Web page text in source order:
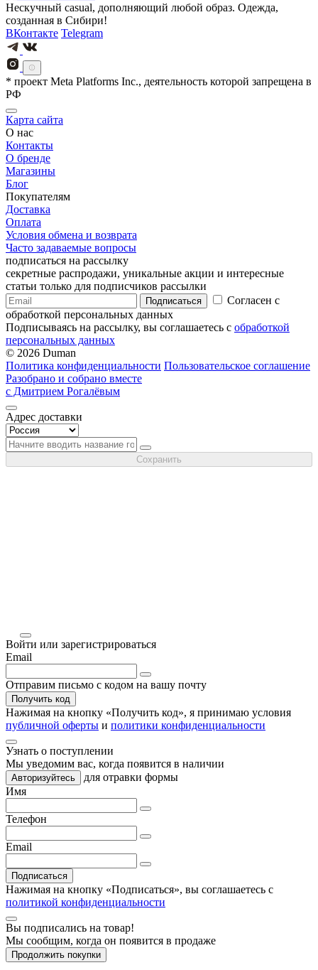
Нескучный casual, дополняющий любой образ. Одежда,
созданная в Сибири!
ВКонтакте Telegram
* проект Meta Platforms Inc., деятельность которой запрещена в
РФ
Карта сайта
О нас
Контакты
О бренде
Магазины
Блог
Покупателям
Доставка
Оплата
Условия обмена и возврата
Часто задаваемые вопросы
подписаться на рассылку
секретные распродажи, уникальные акции и интересные
статьи только для подписчиков рассылки
Подписаться
Согласен с
обработкой персональных данных
Подписываясь на рассылку, вы соглашаетесь с обработкой
персональных данных
© 2026 Duman
Политика конфиденциальности Пользовательское соглашение
Разобрано и собрано вместе
с Дмитрием Рогалёвым
Адрес доставки
Сохранить
Войти или зарегистрироваться
Email
Отправим письмо с кодом на вашу почту
Получить код
Нажимая на кнопку «Получить код», я принимаю условия
публичной оферты и политики конфиденциальности
Узнать о поступлении
Мы уведомим вас, когда появится в наличии
Авторизуйтесь
для отравки формы
Имя
Телефон
Email
Подписаться
Нажимая на кнопку «Подписаться», вы соглашаетесь с
политикой конфиденциальности
Вы подписались на товар!
Мы сообщим, когда он появится в продаже
Продолжить покупки